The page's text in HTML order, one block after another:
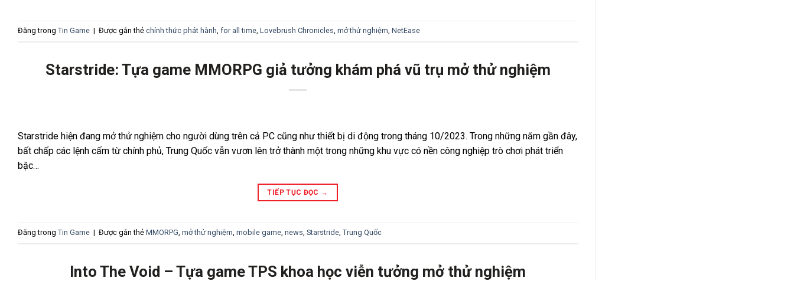
Đăng trong Tin Game | Được gắn thẻ chính thức phát hành, for all time, Lovebrush Chronicles, mở thử nghiệm, NetEase
Starstride: Tựa game MMORPG giả tưởng khám phá vũ trụ mở thử nghiệm
Starstride hiện đang mở thử nghiệm cho người dùng trên cả PC cũng như thiết bị di động trong tháng 10/2023. Trong những năm gần đây,
bất chấp các lệnh cấm từ chính phủ, Trung Quốc vẫn vươn lên trở thành một trong những khu vực có nền công nghiệp trò chơi phát triển
bậc…
TIẾP TỤC ĐỌC →
Đăng trong Tin Game | Được gắn thẻ MMORPG, mở thử nghiệm, mobile game, news, Starstride, Trung Quốc
Into The Void – Tựa game TPS khoa học viễn tưởng mở thử nghiệm